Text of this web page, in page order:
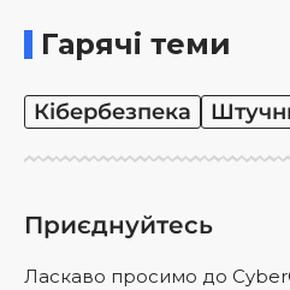
Гарячі теми
Кібербезпека
Приєднуйтесь
Ласкаво просимо до